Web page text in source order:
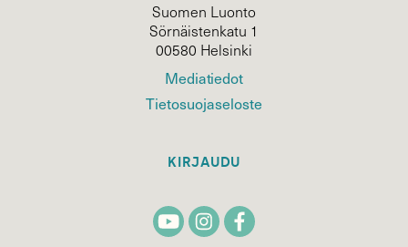
Suomen Luonto
Sörnäistenkatu 1
00580 Helsinki
Mediatiedot
Tietosuojaseloste
KIRJAUDU